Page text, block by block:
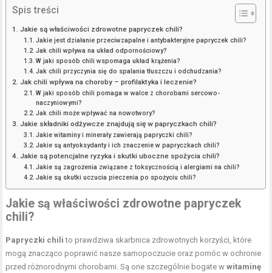
Spis treści
Jakie są właściwości zdrowotne papryczek chili?
Jakie jest działanie przeciwzapalne i antybakteryjne papryczek chili?
Jak chili wpływa na układ odpornościowy?
W jaki sposób chili wspomaga układ krążenia?
Jak chili przyczynia się do spalania tłuszczu i odchudzania?
Jak chili wpływa na choroby – profilaktyka i leczenie?
W jaki sposób chili pomaga w walce z chorobami sercowo-
naczyniowymi?
Jak chili może wpływać na nowotwory?
Jakie składniki odżywcze znajdują się w papryczkach chili?
Jakie witaminy i minerały zawierają papryczki chili?
Jakie są antyoksydanty i ich znaczenie w papryczkach chili?
Jakie są potencjalne ryzyka i skutki uboczne spożycia chili?
Jakie są zagrożenia związane z toksycznością i alergiami na chili?
Jakie są skutki uczucia pieczenia po spożyciu chili?
Jakie są właściwości zdrowotne papryczek
chili?
Papryczki chili to prawdziwa skarbnica zdrowotnych korzyści, które
mogą znacząco poprawić nasze samopoczucie oraz pomóc w ochronie
przed różnorodnymi chorobami. Są one szczególnie bogate wwitaminę